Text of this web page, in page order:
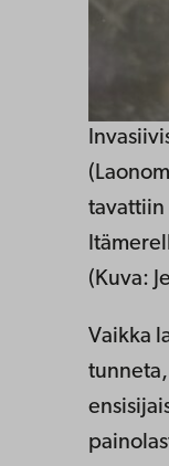
tavattiin
(Kuva:
Vaikka